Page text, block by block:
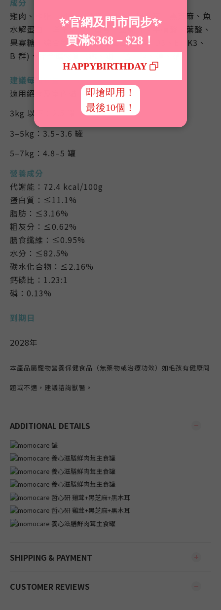
雞肉、雞脂、雞湯、雞肝、雞心、黑木耳、黑芝麻、魚
水解蛋白、洋車前子、蛋黃、亞麻籽、牛磺酸、葉酸、
果寡糖、綜合氨基酸、綜合維生素 (A、D3、E、K3、
B 群)、綜合礦物質（鐵、銅、錳、鋅、碘、硒）
建議每日食量
適用絕育及室內貓，依體重調整：
3kg 以下：2.5 罐
3–5kg：3.5–3.6 罐
5–7kg：4.8–5 罐
營養成分
代謝能：72.4 kcal/100g
蛋白質：≤11.1%
脂肪：≤3.16%
粗灰分：≤0.62%
膳食纖維：≤0.95%
水分：≤82.5%
碳水化合物：≤2.16%
鈣磷比：1.23:1
磷：0.13%
到期日
2028年
本產品屬寵物營養保健食品（無藥物或治療功效）如毛孩有健康問
題或不適，建議諮詢獸醫。
ADDITIONAL DETAILS
SHIPPING & PAYMENT
CUSTOMER REVIEWS